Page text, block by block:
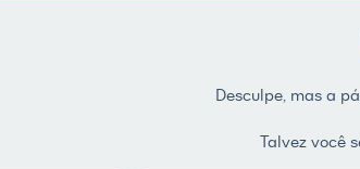
Desculpe, mas a
Talvez você